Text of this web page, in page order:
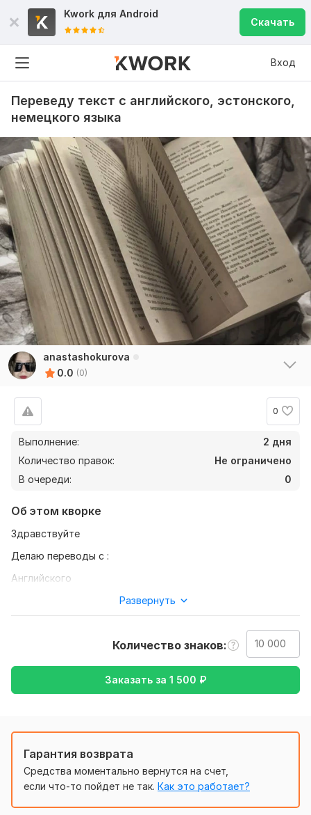
Kwork для Android
Скачать
Вход
Переведу текст с английского, эстонского,
немецкого языка
anastashokurova
0.0 (0)
0
Выполнение:
2 дня
Количество правок:
Не ограничено
В очереди:
0
Об этом кворке
Здравствуйте
Делаю переводы с :
Английского
Русский
Английский
И эстонский.
Нужно для заказа:
Для верного выполнения задания мне необходим
материал для перевода. В течении некоторого времени я
пришлю вам выполненную работу
Развернуть
Количество знаков
Заказать за 1 500 ₽
Гарантия возврата
Средства моментально вернутся на счет,
если что-то пойдет не так. Как это работает?